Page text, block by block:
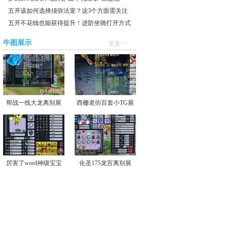
五开该如何选择须弥法宠？这3个方面需关注
五开不花钱也能获得提升！进阶坐骑打开方式
更多>>
牛图展示
帮战一线大龙离别展 西栅老街百套小TG展
厉害了word神级宝宝 化圣175龙宫离别展